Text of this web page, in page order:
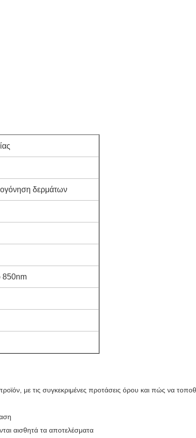
δερμάτων
850nm
με τις συγκεκριμένες προτάσεις όρου και πώς να
αισθητά τα αποτελέσματα